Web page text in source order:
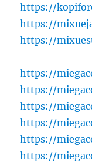
https://
https://
https://
https://
https://
https://
https://
https://
https://